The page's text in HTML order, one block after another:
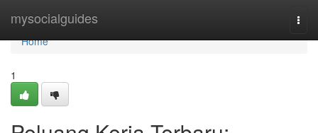
mysocialguides
Home
Home
1